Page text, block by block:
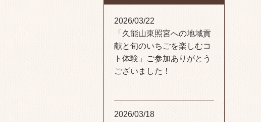
2026/03/22
「久能山東照宮への地域貢
献と旬のいちごを楽しむコ
ト体験」ご参加ありがとう
ございました！
2026/03/18